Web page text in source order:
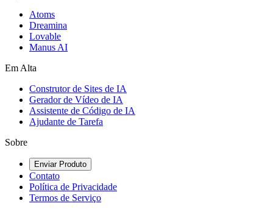
Atoms
Dreamina
Lovable
Manus AI
Em Alta
Construtor de Sites de IA
Gerador de Vídeo de IA
Assistente de Código de IA
Ajudante de Tarefa
Sobre
Enviar Produto
Contato
Política de Privacidade
Termos de Serviço